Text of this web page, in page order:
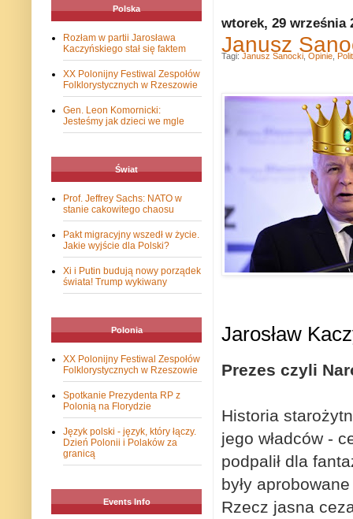
wtorek, 29 września
Janusz
Jarosław
Prezes czyli
Historia
jego władców -
podpalił dla
były
Rzecz jasna
Tagi: Janusz Sanocki Opinie
Polska
Rozłam w partii Jarosława
Kaczyńskiego stał się faktem
XX Polonijny Festiwal Zespołów
Folklorystycznych w Rzeszowie
Gen. Leon Komornicki:
Jesteśmy jak dzieci we mgle
Świat
Prof. Jeffrey Sachs: NATO w
stanie cakowitego chaosu
Pakt migracyjny wszedł w życie.
Jakie wyjście dla Polski?
Xi i Putin budują nowy porządek
świata! Trump wykiwany
Polonia
XX Polonijny Festiwal Zespołów
Folklorystycznych w Rzeszowie
Spotkanie Prezydenta RP z
Polonią na Florydzie
Język polski - język, który łączy.
Dzień Polonii i Polaków za
granicą
Events Info